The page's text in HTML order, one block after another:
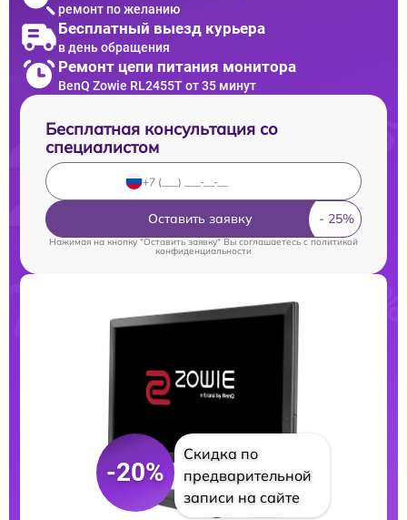
ремонт по желанию
Бесплатный выезд курьера
в день обращения
Ремонт цепи питания монитора
BenQ Zowie RL2455T от 35 минут
Бесплатная консультация со
специалистом
Оставить заявку
Нажимая на кнопку "Оставить заявку" Вы соглашаетесь cполитикой
конфиденциальности
-20%
Скидка по
предварительной
записи на сайте